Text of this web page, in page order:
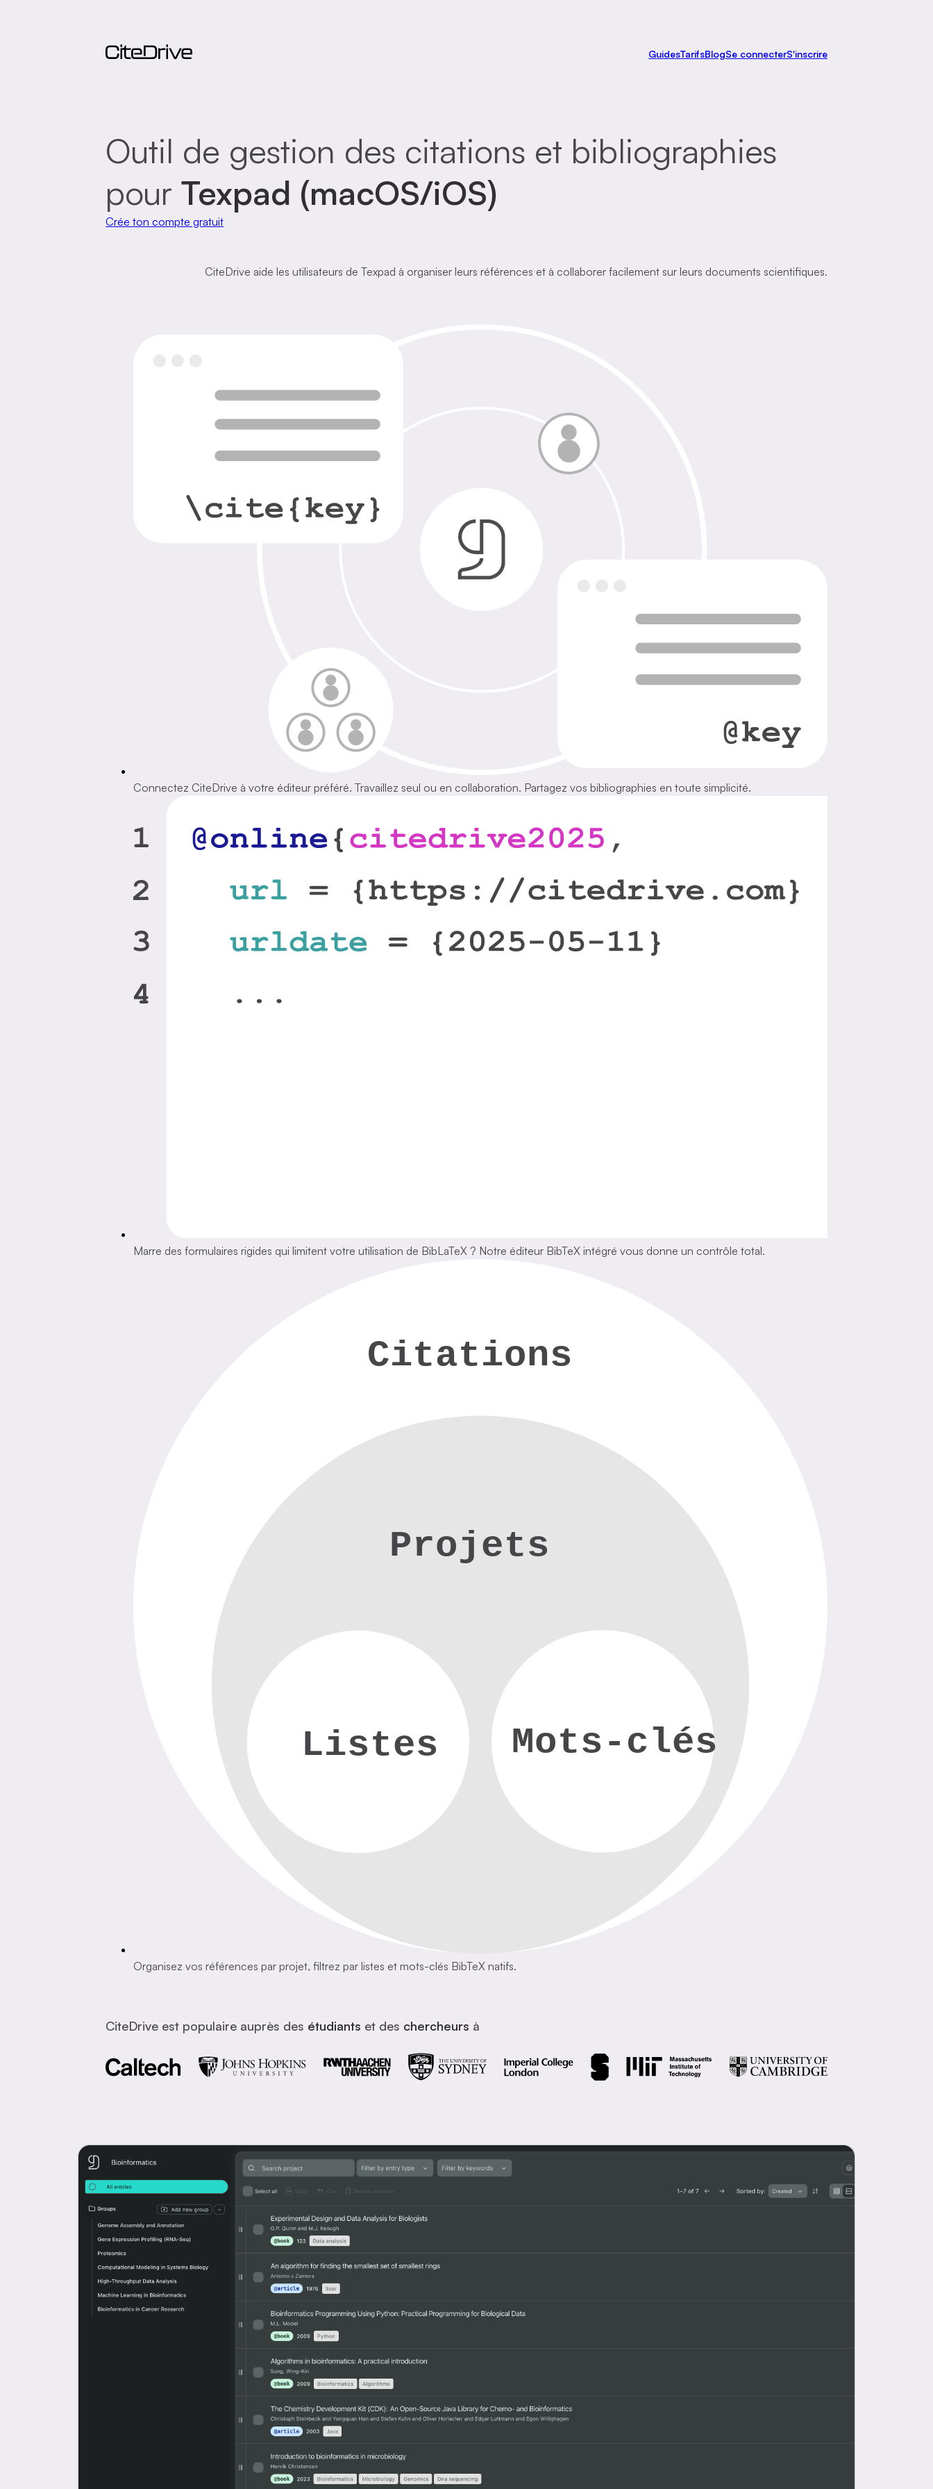
GuidesTarifsBlogSe connecterS'inscrire
Outil de gestion des citations et bibliographies
pour Texpad (macOS/iOS)
Crée ton compte gratuit
CiteDrive aide les utilisateurs de Texpad à organiser leurs références et à collaborer facilement sur leurs documents scientifiques.
Connectez CiteDrive à votre éditeur préféré. Travaillez seul ou en collaboration. Partagez vos bibliographies en toute simplicité.
Marre des formulaires rigides qui limitent votre utilisation de BibLaTeX ? Notre éditeur BibTeX intégré vous donne un contrôle total.
Citations
Projets
Listes Mots-clés
Organisez vos références par projet, filtrez par listes et mots-clés BibTeX natifs.
CiteDrive est populaire auprès des étudiants et des chercheurs à